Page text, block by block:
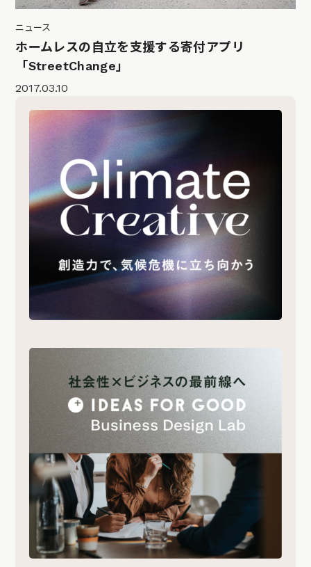
ニュース
ホームレスの自立を支援する寄付アプリ
「StreetChange」
2017.03.10